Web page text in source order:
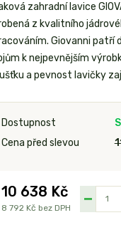
zahradní lavice
z kvalitního
Giovanni patří
k nejpevnějším
a pevnost lavičky
Dostupnost
Cena před slevou
10 638 Kč
8 792 Kč bez DPH